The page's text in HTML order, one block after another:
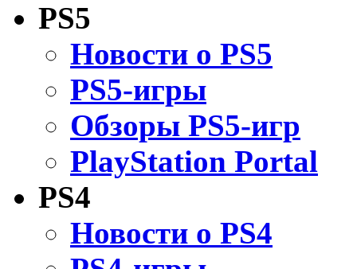
PS5
Новости о PS5
PS5-игры
Обзоры PS5-игр
PlayStation Portal
PS4
Новости о PS4